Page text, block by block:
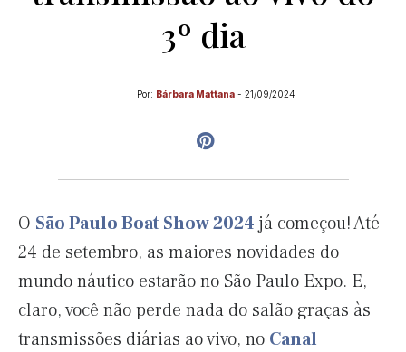
3º dia
Por: Bárbara Mattana - 21/09/2024
O São Paulo Boat Show 2024 já começou! Até
24 de setembro, as maiores novidades do
mundo náutico estarão no São Paulo Expo. E,
claro, você não perde nada do salão graças às
transmissões diárias ao vivo, no Canal